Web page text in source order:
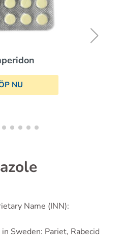
NU
Name (INN):
Sweden: Pariet, Rabecid